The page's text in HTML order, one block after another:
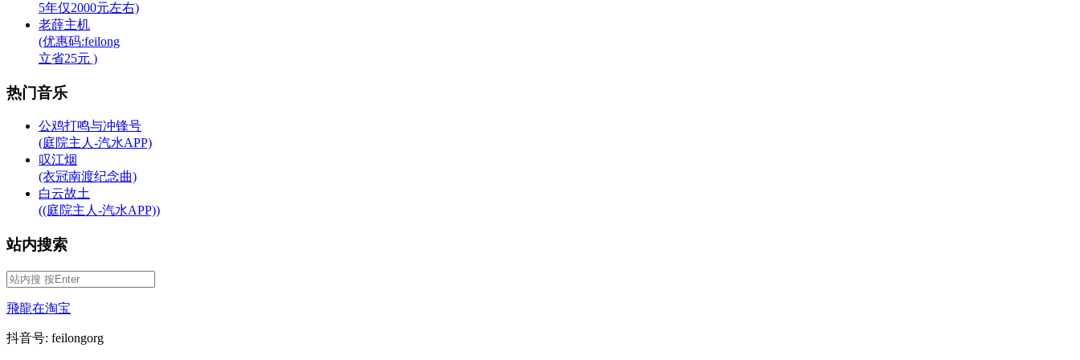
5年仅2000元左右)
老薛主机
(优惠码:feilong
立省25元 )
热门音乐
公鸡打鸣与冲锋号
(庭院主人-汽水APP)
叹江烟
(衣冠南渡纪念曲)
白云故土
((庭院主人-汽水APP))
站内搜索
飛龍在淘宝
抖音号: feilongorg